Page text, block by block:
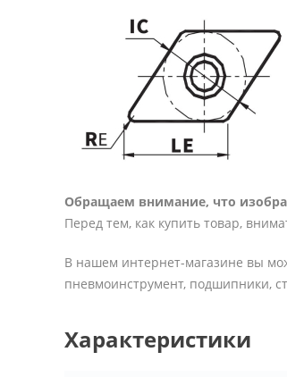
Обращаем внимание, что
Перед тем, как купить товар,
В нашем интернет-магазине вы
пневмоинструмент, подшипники,
Характеристики